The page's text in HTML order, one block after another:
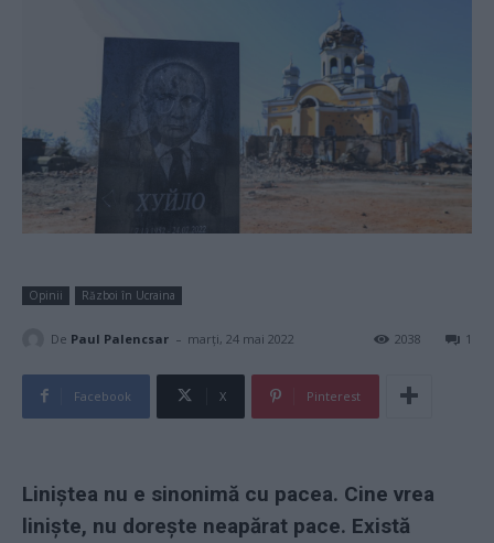
Opinii Război în Ucraina
De Paul Palencsar - marți, 24 mai 2022 1
2038
Facebook X Pinterest
Liniștea nu e sinonimă cu pacea. Cine vrea
liniște, nu dorește neapărat pace. Există